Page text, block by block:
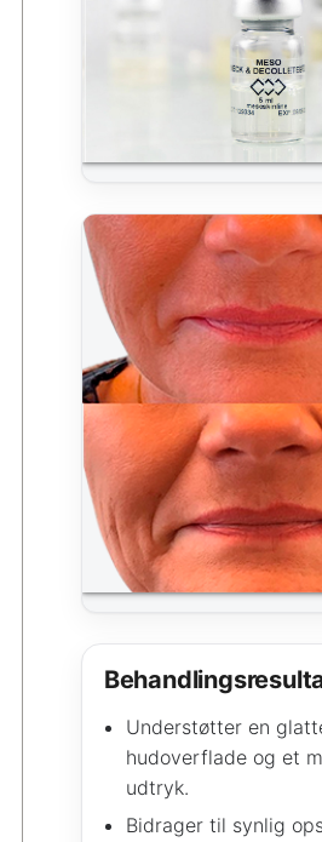
Understøtter en
hudoverflade og et
udtryk.
Bidrager til synlig